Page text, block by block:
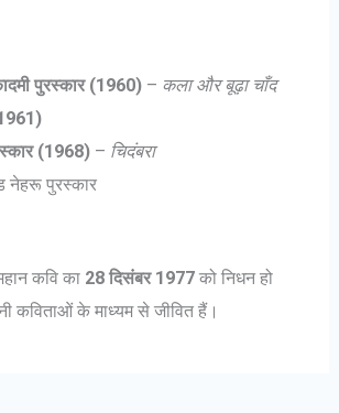
पुरस्कार (1960)– कला और बूढ़ा चाँद
(1968)– चिदंबरा
नेहरू पुरस्कार
कवि का 28 दिसंबर 1977 को निधन हो
कविताओं के माध्यम से जीवित हैं।